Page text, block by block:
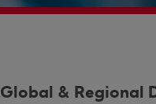
Global & Regional